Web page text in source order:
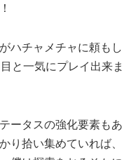
ハチャメチャに頼もし
と一気にプレイ出来ま
ータスの強化要素もあ
り拾い集めていれば、